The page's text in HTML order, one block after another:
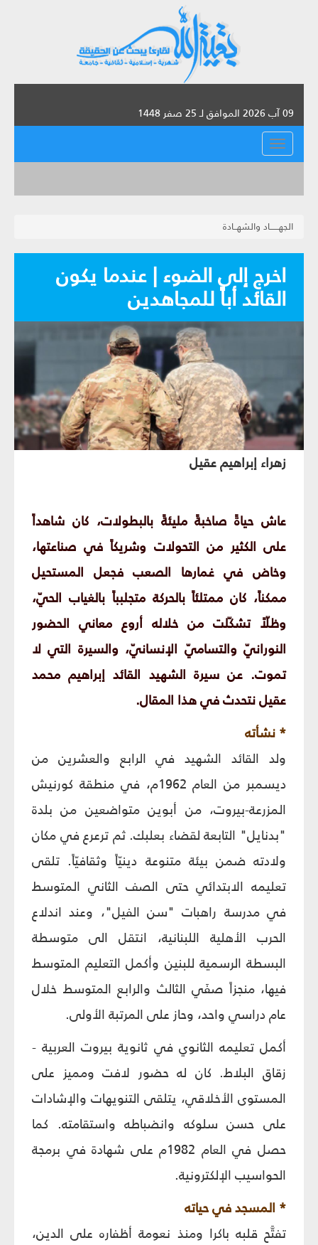
09 آب 2026 الموافق لـ 25 صفر 1448
القائمة
الجهــــــاد والشهــادة
اخرج إلى الضوء | عندما يكون
القائد أباً للمجاهدين
زهراء إبراهيم عقيل
عاش حياةً صاخبةً مليئةً بالبطولات، كان شاهداً
على الكثير من التحولات وشريكاً في صناعتها،
وخاض في غمارها الصعب فجعل المستحيل
ممكناً، كان ممتلئاً بالحركة متجلبباً بالغياب الحيّ،
وظلّاً تشكّلت من خلاله أروع معاني الحضور
النورانيّ والتساميّ الإنسانيّ، والسيرة التي لا
تموت. عن سيرة الشهيد القائد إبراهيم محمد
عقيل نتحدث في هذا المقال.
* نشأته
ولد القائد الشهيد في الرابع والعشرين من
ديسمبر من العام 1962م، في منطقة كورنيش
المزرعة-بيروت، من أبوين متواضعين من بلدة
"بدنايل" التابعة لقضاء بعلبك. ثم ترعرع في مكان
ولادته ضمن بيئة متنوعة دينيّاً وثقافيّاً. تلقى
تعليمه الابتدائي حتى الصف الثاني المتوسط
في مدرسة راهبات "سن الفيل"، وعند اندلاع
الحرب الأهلية اللبنانية، انتقل الى متوسطة
البسطة الرسمية للبنين وأكمل التعليم المتوسط
فيها، منجزاً صفَي الثالث والرابع المتوسط خلال
عام دراسي واحد، وحاز على المرتبة الأولى.
أكمل تعليمه الثانوي في ثانوية بيروت العربية -
زقاق البلاط. كان له حضور لافت ومميز على
المستوى الأخلاقي، يتلقى التنويهات والإشادات
على حسن سلوكه وانضباطه واستقامته. كما
حصل في العام 1982م على شهادة في برمجة
الحواسيب الإلكترونية.
* المسجد في حياته
تفتَّح قلبه باكرا ومنذ نعومة أظفاره على الدين،